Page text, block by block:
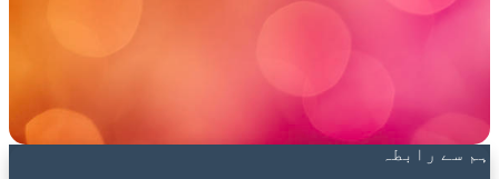
ہم سے رابطہ